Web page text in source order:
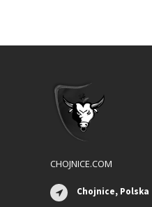
CHOJNICE.COM
Chojnice, Polska